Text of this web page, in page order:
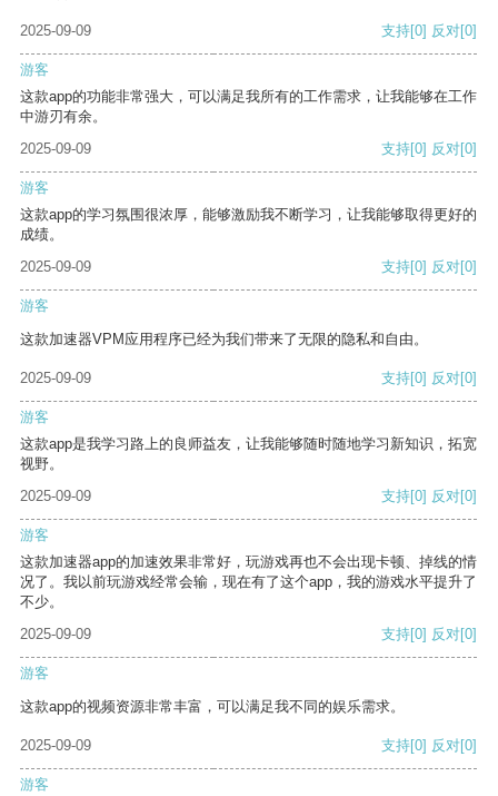
2025-09-09 支持[0] 反对[0]
游客
这款app的功能非常强大，可以满足我所有的工作需求，让我能够在工作
中游刃有余。
2025-09-09
支持[0] 反对[0]
游客
这款app的学习氛围很浓厚，能够激励我不断学习，让我能够取得更好的
成绩。
2025-09-09
支持[0] 反对[0]
游客
这款加速器VPM应用程序已经为我们带来了无限的隐私和自由。
2025-09-09 支持[0] 反对[0]
游客
这款app是我学习路上的良师益友，让我能够随时随地学习新知识，拓宽
视野。
2025-09-09
支持[0] 反对[0]
游客
这款加速器app的加速效果非常好，玩游戏再也不会出现卡顿、掉线的情
况了。我以前玩游戏经常会输，现在有了这个app，我的游戏水平提升了
不少。
2025-09-09
支持[0] 反对[0]
游客
这款app的视频资源非常丰富，可以满足我不同的娱乐需求。
2025-09-09 支持[0] 反对[0]
游客